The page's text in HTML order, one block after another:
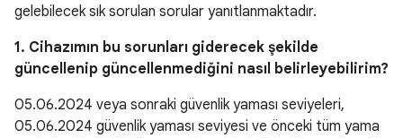
gelebilecek sık sorulan sorular yanıtlanmaktadır.
1. Cihazımın bu sorunları giderecek şekilde
güncellenip güncellenmediğini nasıl belirleyebilirim?
05.06.2024 veya sonraki güvenlik yaması seviyeleri,
05.06.2024 güvenlik yaması seviyesi ve önceki tüm yama